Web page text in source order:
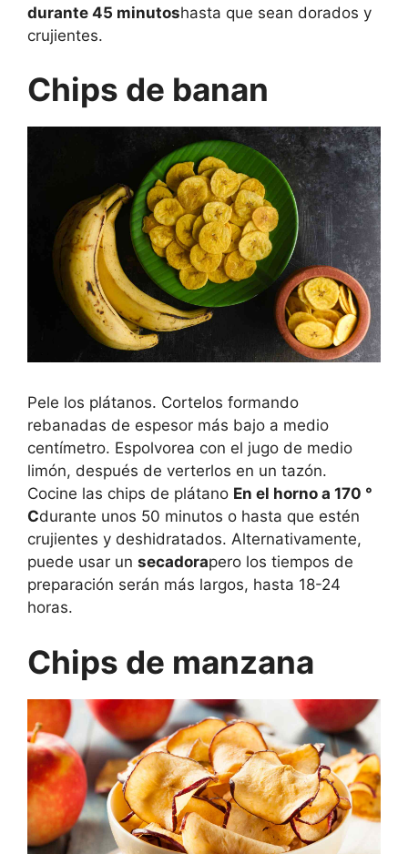
durante 45 minutoshasta que sean dorados y
crujientes.
Chips de banan
Pele los plátanos. Cortelos formando
rebanadas de espesor más bajo a medio
centímetro. Espolvorea con el jugo de medio
limón, después de verterlos en un tazón.
Cocine las chips de plátano En el horno a 170 °
Cdurante unos 50 minutos o hasta que estén
crujientes y deshidratados. Alternativamente,
puede usar un secadorapero los tiempos de
preparación serán más largos, hasta 18-24
horas.
Chips de manzana